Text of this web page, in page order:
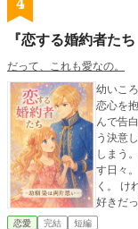
4
『恋する婚約者た
だって、これも愛なの。
幼いこ
恋心を
んで告白できずにい
う決意
しまう。 ──政略婚だと思い込んだまま、婚約者として過ご
す日々
く。 けれ
好きだった」 勘違いとすれ違いの果て
ゆく── 幼馴染から始まる、可愛くて華やかな令嬢ロマン
恋愛 完結 短編